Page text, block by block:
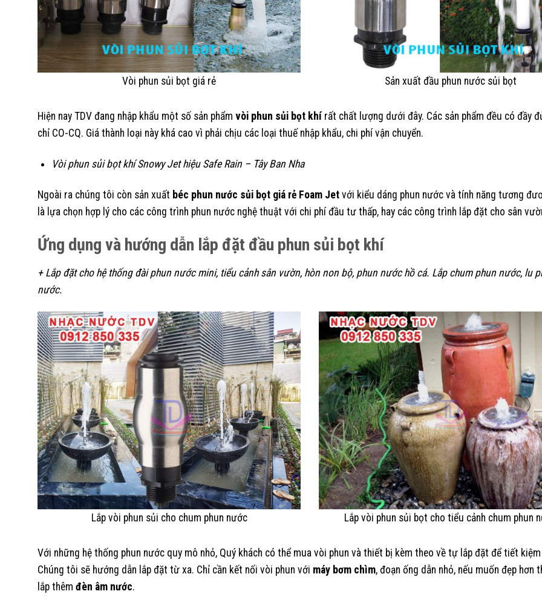
Vòi phun sủi bọt giá rẻ Sản xuất đầu phun nước sủi bọt
Hiện nay TDV đang nhập khẩu một số sản phẩm vòi phun sủi bọt khírất chất lượng dưới đây. Các sản phẩm đều có đầy
chỉ CO-CQ. Giá thành loại này khá cao vì phải chịu các loại thuế nhập khẩu, chi phí vận chuyển.
Vòi phun sủi bọt khí Snowy Jet hiệu Safe Rain – Tây Ban Nha
Ngoài ra chúng tôi còn sản xuất béc phun nước sủi bọt giá rẻ Foam Jet với kiểu dáng phun nước và tính năng tương
là lựa chọn hợp lý cho các công trình phun nước nghệ thuật với chi phí đầu tư thấp, hay các công trình lắp đặt cho sân
Ứng dụng và hướng dẫn lắp đặt đầu phun sủi bọt khí
+ Lắp đặt cho hệ thống đài phun nước mini, tiểu cảnh sân vườn, hòn non bộ, phun nước hồ cá. Lắp chum phun nước, lu
nước.
Lắp vòi phun sủi cho chum phun nước Lắp vòi phun sủi bọt cho tiểu cảnh chum phun
Với những hệ thống phun nước quy mô nhỏ, Quý khách có thể mua vòi phun và thiết bị kèm theo về tự lắp đặt để tiết
Chúng tôi sẽ hướng dẫn lắp đặt từ xa. Chỉ cần kết nối vòi phun với máy bơm chìm, đoạn ống dẫn nhỏ, nếu muốn đẹp hơn
lắp thêm đèn âm nước.